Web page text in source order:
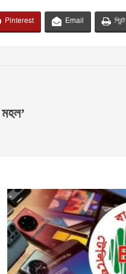
Pinterest Email প্রিন্ট